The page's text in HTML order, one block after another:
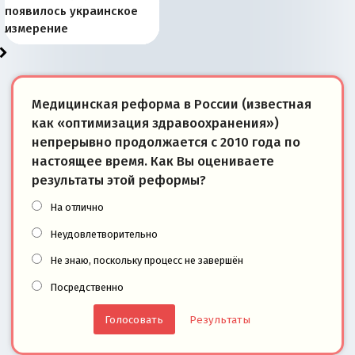
Запада рассказала о
«переобувании» хозяев
перемены: 15 шагов к
суверенной экономике
Европы
сбрасывать балласт
Анкориджа
года: первые уступки во
внутренней политике
сегодня
Варшаве не поможет её
отношениям с Россией?
современной истории
Южной Осетии
появилось украинское
измерение
Медицинская реформа в России (известная
как «оптимизация здравоохранения»)
непрерывно продолжается с 2010 года по
настоящее время. Как Вы оцениваете
результаты этой реформы?
На отлично
Неудовлетворительно
Не знаю, поскольку процесс не завершён
Посредственно
Результаты